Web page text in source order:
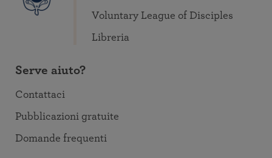
Voluntary League of Disciples
Libreria
Serve aiuto?
Contattaci
Pubblicazioni gratuite
Domande frequenti